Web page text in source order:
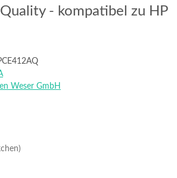
- kompatibel zu HP
Weser GmbH